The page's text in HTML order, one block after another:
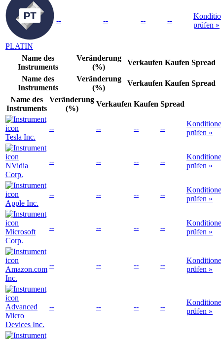
PLATIN
-- -- -- --
prüfen »
Name des
Instruments
Veränderung
(%)
Verkaufen Kaufen Spread
Name des
Instruments
Veränderung
(%)
Verkaufen Kaufen Spread
Name des
Instruments
Veränderung
(%)
Verkaufen Kaufen Spread
Tesla Inc.
-- -- -- --
prüfen »
NVidia
Corp.
-- -- -- --
prüfen »
Apple Inc.
-- -- -- --
prüfen »
Microsoft
Corp.
-- -- -- --
prüfen »
Amazon.com
Inc.
-- -- -- --
prüfen »
Advanced
Micro
Devices Inc.
-- -- -- --
prüfen »